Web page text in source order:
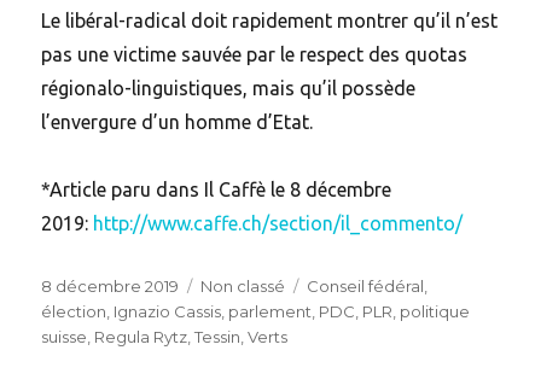
Le libéral-radical doit rapidement montrer qu’il n’est
pas une victime sauvée par le respect des quotas
régionalo-linguistiques, mais qu’il possède
l’envergure d’un homme d’Etat.
*Article paru dans Il Caffè le 8 décembre
2019: http://www.caffe.ch/section/il_commento/
Posted
on
8 décembre 2019 Categories
Non classé Tags
Conseil fédéral,
élection, Ignazio Cassis, parlement, PDC, PLR, politique
suisse, Regula Rytz,Tessin,Verts